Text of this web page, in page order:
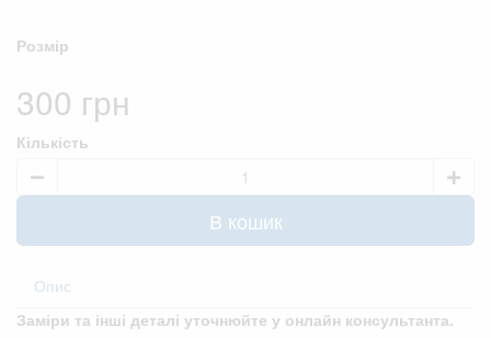
Розмір
300 грн
Кількість
В кошик
Опис
Заміри та інші деталі уточнюйте у онлайн консультанта.